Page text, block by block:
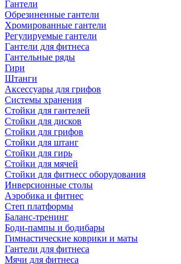
Гантели
Обрезиненные гантели
Хромированные гантели
Регулируемые гантели
Гантели для фитнеса
Гантельные ряды
Гири
Штанги
Аксессуары для грифов
Системы хранения
Стойки для гантелей
Стойки для дисков
Стойки для грифов
Стойки для штанг
Стойки для гирь
Стойки для мячей
Стойки для фитнесс оборудования
Инверсионные столы
Аэробика и фитнес
Степ платформы
Баланс-тренинг
Боди-пампы и бодибары
Гимнастические коврики и маты
Гантели для фитнеса
Мячи для фитнеса